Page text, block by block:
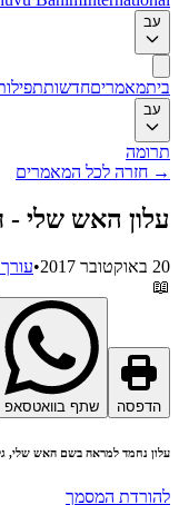
עב
ביתמאמריםחדשות
עב
תרומה
→ חזרה לכל המאמרים
עלון האש שלי -
20 באוקטובר 2017 •
📖
הדפסה שתף בוואטסאפ
עלון נחמד למראה בשם האש שלי, גליון מס' 40, המביא נקודה נוספת והתחזקות בעניין הצדיק יסוד עולם, מורינו הגה"צ הרב אליעזר ברלנד
להורדת המסמך